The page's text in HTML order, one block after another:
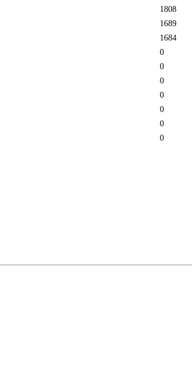
1808
1689
1684
0
0
0
0
0
0
0